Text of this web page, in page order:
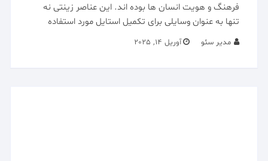
فرهنگ و هویت انسان‌ ها بوده‌ اند. این عناصر زینتی نه‌
تنها به عنوان وسایلی برای تکمیل استایل مورد استفاده
مدیر سئو آوریل 14, 2025